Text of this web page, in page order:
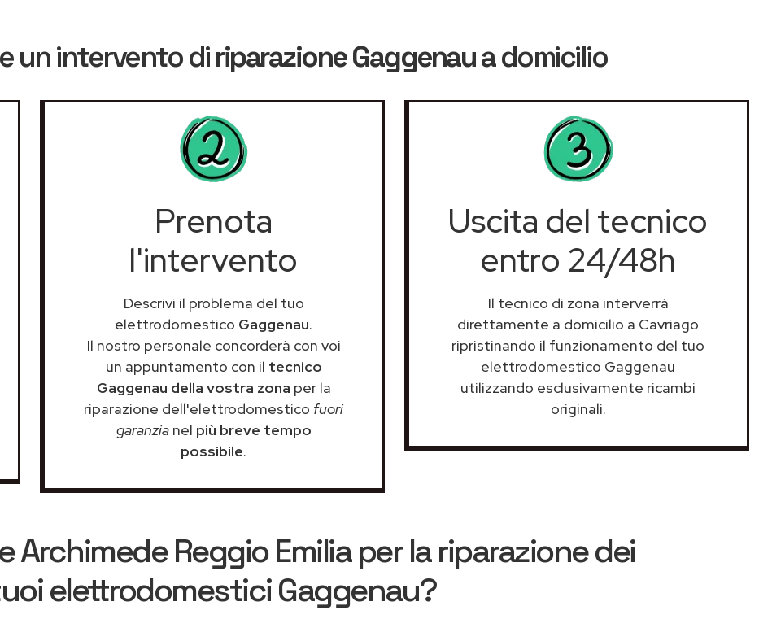
un intervento diriparazione Gaggenaua domicilio
Prenota
l'intervento
Descrivi il problema del tuo
elettrodomestico Gaggenau.
Il nostro personale concorderà con voi
un appuntamento con il tecnico
Gaggenau della vostra zona per la
riparazione dell'elettrodomestico fuori
garanzianel più breve tempo
possibile.
Uscita del tecnico
entro 24/48h
Il tecnico di zona interverrà
direttamente a domicilio a Cavriago
ripristinando il funzionamento del tuo
elettrodomestico Gaggenau
utilizzando esclusivamente ricambi
originali.
Archimede Reggio Emiliaper la riparazione dei
elettrodomestici Gaggenau?